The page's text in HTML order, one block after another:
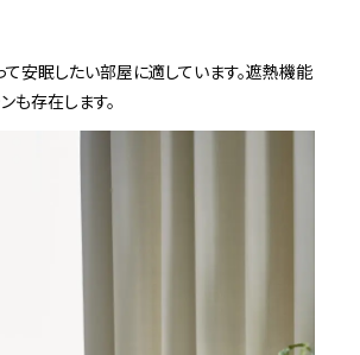
て安眠したい部屋に適しています。遮熱機能
も存在します。